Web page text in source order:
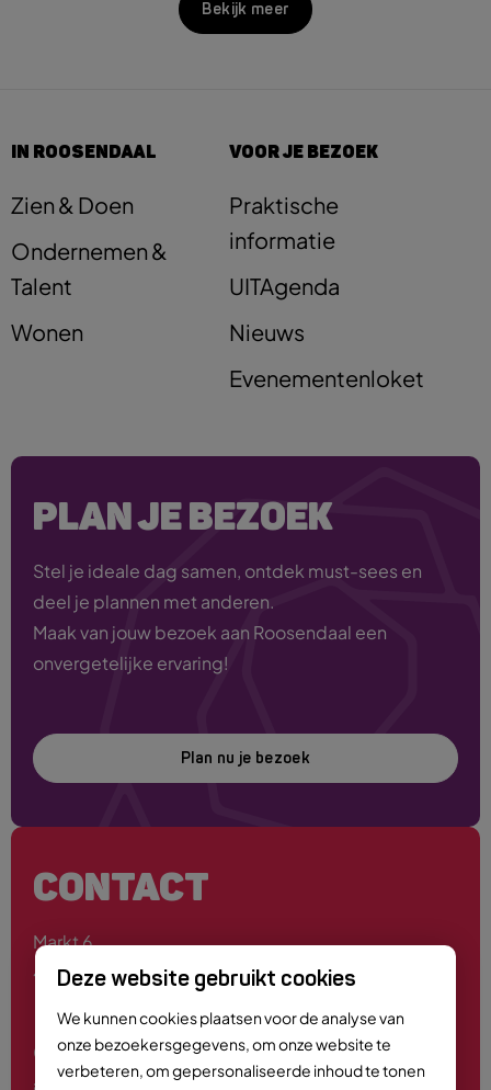
Deze website gebruikt cookies
We kunnen cookies plaatsen voor de analyse van
onze bezoekersgegevens, om onze website te
verbeteren, om gepersonaliseerde inhoud te tonen
Bekijk meer
IN ROOSENDAAL
Zien & Doen
Ondernemen &
Talent
Wonen
VOOR JE BEZOEK
Praktische
informatie
UITAgenda
Nieuws
Evenementenloket
PLAN JE BEZOEK
Stel je ideale dag samen, ontdek must-sees en
deel je plannen met anderen.
Maak van jouw bezoek aan Roosendaal een
onvergetelijke ervaring!
Plan nu je bezoek
CONTACT
Markt 6
4701 PE Roosendaal
0165 - 55 44 00